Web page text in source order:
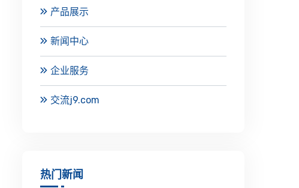
产品展示
新闻中心
企业服务
交流j9.com
热门新闻